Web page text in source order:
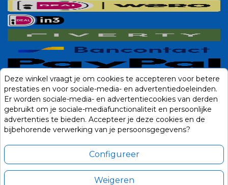
Deze winkel vraagt je om cookies te accepteren voor betere
prestaties en voor sociale-media- en advertentiedoeleinden.
Er worden sociale-media- en advertentiecookies van derden
gebruikt om je sociale-mediafunctionaliteit en persoonlijke
advertenties te bieden. Accepteer je deze cookies en de
bijbehorende verwerking van je persoonsgegevens?
Configureer
Weigeren